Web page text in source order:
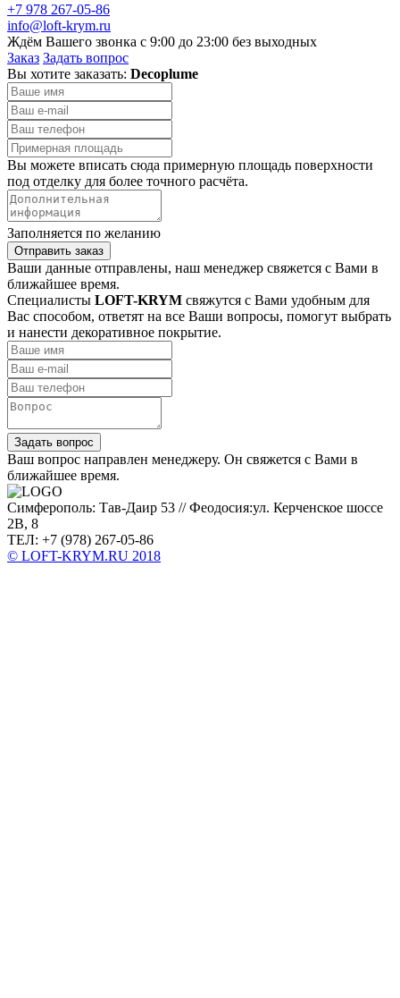
+7 978 267-05-86
info@loft-krym.ru
Ждём Вашего звонка с 9:00 до 23:00 без выходных
Заказ Задать вопрос
Вы хотите заказать: Decoplume
Вы можете вписать сюда примерную площадь поверхности
под отделку для более точного расчёта.
Заполняется по желанию
Отправить заказ
Ваши данные отправлены, наш менеджер свяжется с Вами в
ближайшее время.
Специалисты LOFT-KRYM свяжутся с Вами удобным для
Вас способом, ответят на все Ваши вопросы, помогут выбрать
и нанести декоративное покрытие.
Задать вопрос
Ваш вопрос направлен менеджеру. Он свяжется с Вами в
ближайшее время.
Симферополь: Тав-Даир 53 // Феодосия:ул. Керченское шоссе
2В, 8
ТЕЛ: +7 (978) 267-05-86
© LOFT-KRYM.RU 2018